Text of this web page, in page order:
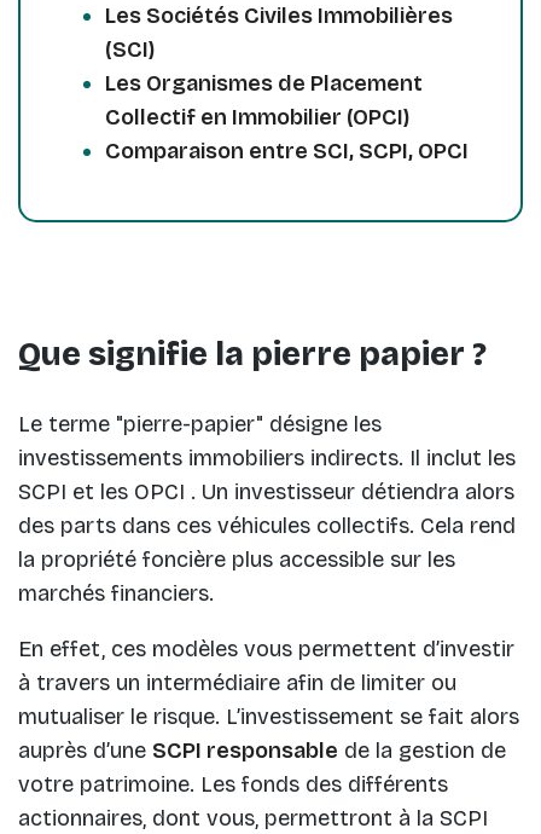
Les Sociétés Civiles Immobilières
(SCI)
Les Organismes de Placement
Collectif en Immobilier (OPCI)
Comparaison entre SCI, SCPI, OPCI
Que signifie la pierre papier ?
Le terme "pierre-papier" désigne les
investissements immobiliers indirects. Il inclut les
SCPI et les OPCI . Un investisseur détiendra alors
des parts dans ces véhicules collectifs. Cela rend
la propriété foncière plus accessible sur les
marchés financiers.
En effet, ces modèles vous permettent d’investir
à travers un intermédiaire afin de limiter ou
mutualiser le risque. L’investissement se fait alors
auprès d’une SCPI responsable de la gestion de
votre patrimoine. Les fonds des différents
actionnaires, dont vous, permettront à la SCPI